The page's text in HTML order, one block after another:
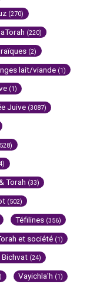
(270)
(220)
(2)
lait/viande (1)
(1)
Juive (3087)
Torah (33)
(502)
Téfilines (356)
et société (1)
Bichvat (24)
Vayichla'h (1)